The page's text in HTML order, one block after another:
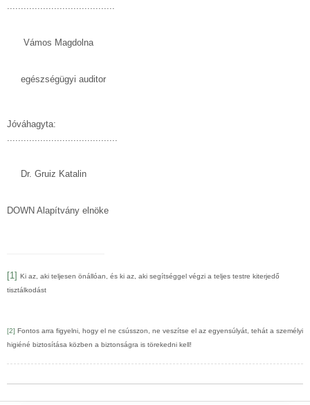
.......................................
Vámos Magdolna
egészségügyi auditor
Jóváhagyta:
Dr. Gruiz Katalin
DOWN Alapítvány elnöke
[1] Ki az, aki teljesen önállóan, és ki az, aki segítséggel végzi a teljes testre kiterjedő
tisztálkodást
[2] Fontos arra figyelni, hogy el ne csússzon, ne veszítse el az egyensúlyát, tehát a személyi
higiéné biztosítása közben a biztonságra is törekedni kell!